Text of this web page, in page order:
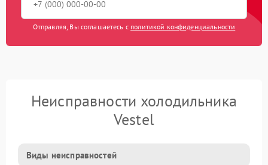
Отправляя, Вы соглашаетесь с политикой конфиденциальности
Неисправности холодильника
Vestel
Виды неисправностей